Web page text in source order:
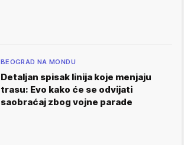
BEOGRAD NA MONDU
Detaljan spisak linija koje menjaju
trasu: Evo kako će se odvijati
saobraćaj zbog vojne parade